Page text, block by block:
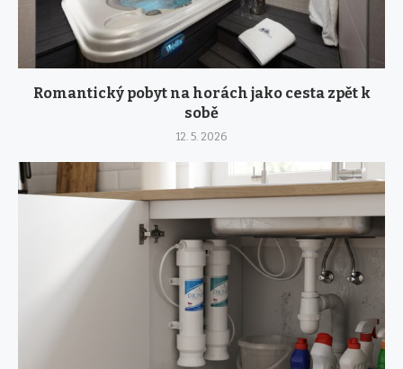
Romantický pobyt na horách jako cesta zpět k
sobě
12. 5. 2026